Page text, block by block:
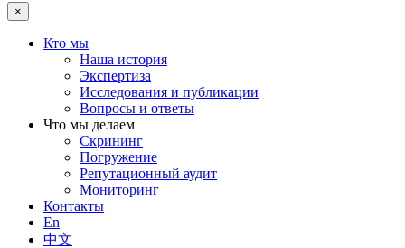
×
Кто мы
Наша история
Экспертиза
Исследования и публикации
Вопросы и ответы
Что мы делаем
Скрининг
Погружение
Репутационный аудит
Мониторинг
Контакты
En
中文